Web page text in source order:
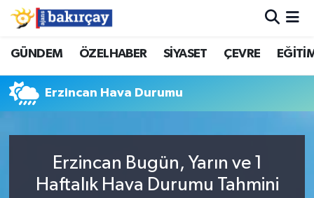
GÜNDEM ÖZELHABER SİYASET ÇEVRE
Erzincan Hava Durumu
Erzincan Bugün, Yarın ve 1
Haftalık Hava Durumu Tahmini
İzmir Nöbetçi Eczaneler
İzmir Hava Durumu
İzmir Trafik Yoğunluk Haritası